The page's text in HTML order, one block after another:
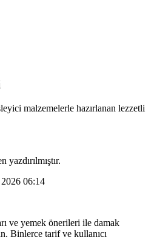
malzemelerle hazırlanan lezzetli
yazdırılmıştır.
06:14
ve yemek önerileri ile damak
Binlerce tarif ve kullanıcı